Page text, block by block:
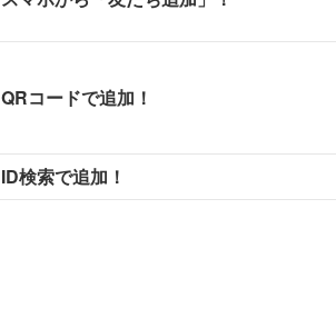
QRコードで追加！
ID検索で追加！